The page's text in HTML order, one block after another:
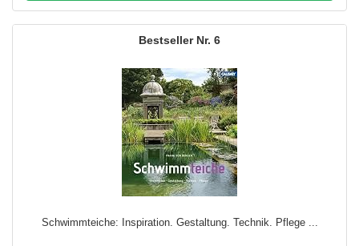
6
Schwimmteiche: Inspiration. Gestaltung. Technik. Pflege ...